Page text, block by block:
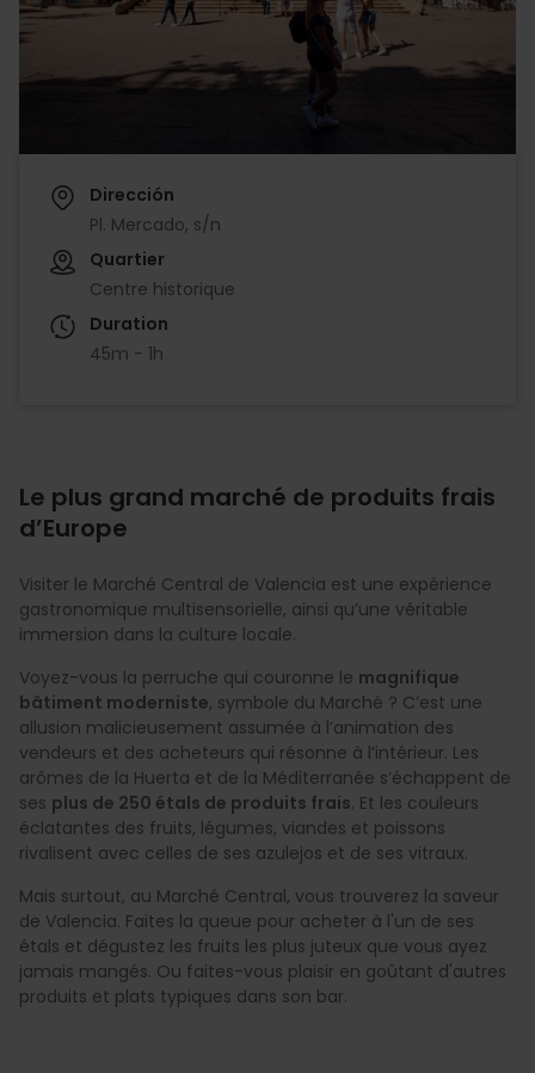
Dirección
Pl. Mercado, s/n
Quartier
Centre historique
Duration
45m - 1h
Le plus grand marché de produits frais
d’Europe
Visiter le Marché Central de Valencia est une expérience
gastronomique multisensorielle, ainsi qu’une véritable
immersion dans la culture locale.
Voyez-vous la perruche qui couronne le magnifique
bâtiment moderniste, symbole du Marché ? C’est une
allusion malicieusement assumée à l’animation des
vendeurs et des acheteurs qui résonne à l’intérieur. Les
arômes de la Huerta et de la Méditerranée s’échappent de
ses plus de 250 étals de produits frais. Et les couleurs
éclatantes des fruits, légumes, viandes et poissons
rivalisent avec celles de ses azulejos et de ses vitraux.
Mais surtout, au Marché Central, vous trouverez la saveur
de Valencia. Faites la queue pour acheter à l'un de ses
étals et dégustez les fruits les plus juteux que vous ayez
jamais mangés. Ou faites-vous plaisir en goûtant d'autres
produits et plats typiques dans son bar.